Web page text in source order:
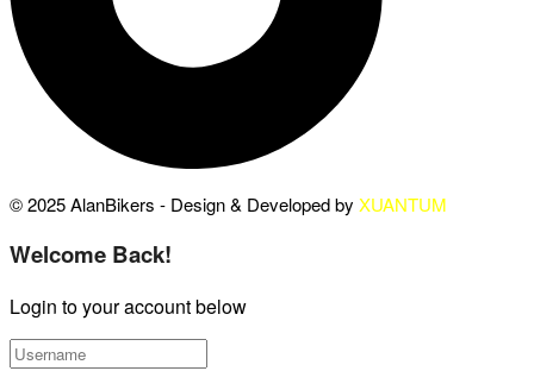
© 2025 AlanBikers - Design & Developed by XUANTUM
Welcome Back!
Login to your account below